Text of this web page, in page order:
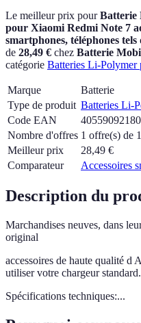
Le meilleur prix pourBatterie
pour Xiaomi Redmi Note 7
smartphones, téléphones
de 28,49 € chez Batterie
catégorie Batteries Li-Polymer
Marque
Batterie
Type de produit Batteries Li-
Code EAN
Nombre d'offres 1 offre(s) de
Meilleur prix
28,49 €
Comparateur
Accessoires
Description du
Marchandises neuves, dans
original
accessoires de haute qualité d
utiliser votre chargeur standard.
Spécifications techniques:...